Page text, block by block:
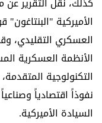
الأميركية
العسكري التقليدي،
الأنظمة العسكرية
التكنولوجية
نفوذاً اقتصادياً
السيادة الأميركية.